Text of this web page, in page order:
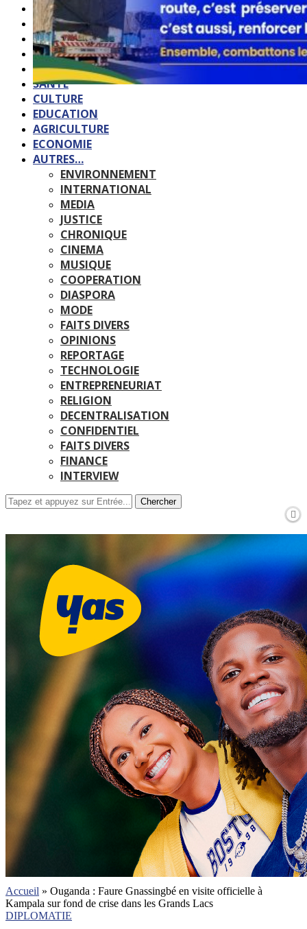
ACCUEIL
QUI SOMMES-NOUS?
POLITIQUE
SOCIETE
SPORTS
SANTE
CULTURE
EDUCATION
AGRICULTURE
ECONOMIE
AUTRES…
ENVIRONNEMENT
INTERNATIONAL
MEDIA
JUSTICE
CHRONIQUE
CINEMA
MUSIQUE
COOPERATION
DIASPORA
MODE
FAITS DIVERS
OPINIONS
REPORTAGE
TECHNOLOGIE
ENTREPRENEURIAT
RELIGION
DECENTRALISATION
CONFIDENTIEL
FAITS DIVERS
FINANCE
INTERVIEW
Chercher
Accueil » Ouganda : Faure Gnassingbé en visite officielle à
Kampala sur fond de crise dans les Grands Lacs
DIPLOMATIE